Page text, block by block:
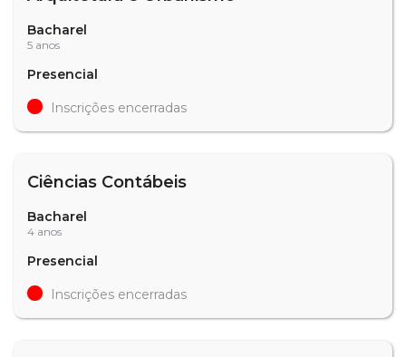
Bacharel
5 anos
Presencial
Inscrições encerradas
Ciências Contábeis
Bacharel
4 anos
Presencial
Inscrições encerradas